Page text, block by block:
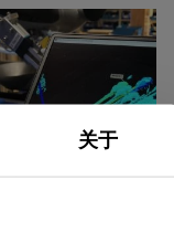
关于